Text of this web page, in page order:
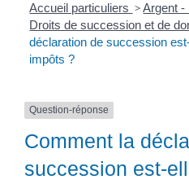
Accueil particuliers > Argent -
Droits de succession et de
déclaration de succession
impôts ?
Question-réponse
Comment la
succession est-